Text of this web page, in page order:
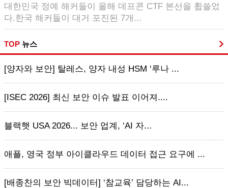
대한민국 정예 해커들이 올해 데프콘 CTF 본선을 휩쓸었
다.한국 해커들이 대거 포진된 7개...
TOP 뉴스
[양자와 보안] 탈레스, 양자 내성 HSM ‘루나 ...
[ISEC 2026] 최신 보안 이슈 발표 이어져....
블랙햇 USA 2026... 보안 업계, ‘AI 자...
애플, 영국 정부 아이클라우드 데이터 접근 요구에 ...
[배종찬의 보안 빅데이터] ‘참교육’ 담당하는 AI...